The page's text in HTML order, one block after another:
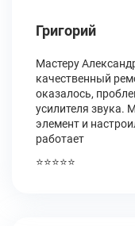
Григорий
Мастеру
качественный
оказалось,
усилителя звука.
элемент и
работает
⭐⭐⭐⭐⭐